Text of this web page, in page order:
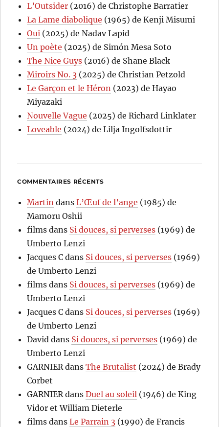
L’Outsider (2016) de Christophe Barratier
La Lame diabolique (1965) de Kenji Misumi
Oui (2025) de Nadav Lapid
Un poète (2025) de Simón Mesa Soto
The Nice Guys (2016) de Shane Black
Miroirs No. 3 (2025) de Christian Petzold
Le Garçon et le Héron (2023) de Hayao
Miyazaki
Nouvelle Vague (2025) de Richard Linklater
Loveable (2024) de Lilja Ingolfsdottir
COMMENTAIRES RÉCENTS
Martin dansL’Œuf de l’ange (1985) de
Mamoru Oshii
films dans Si douces, si perverses (1969) de
Umberto Lenzi
Jacques C dans Si douces, si perverses (1969)
de Umberto Lenzi
films dans Si douces, si perverses (1969) de
Umberto Lenzi
Jacques C dans Si douces, si perverses (1969)
de Umberto Lenzi
David dans Si douces, si perverses (1969) de
Umberto Lenzi
GARNIER dansThe Brutalist (2024) de Brady
Corbet
GARNIER dansDuel au soleil (1946) de King
Vidor et William Dieterle
films dansLe Parrain 3 (1990) de Francis